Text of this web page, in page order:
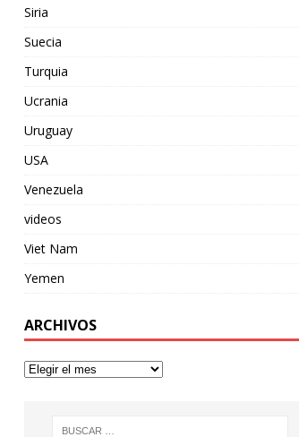
Siria
Suecia
Turquia
Ucrania
Uruguay
USA
Venezuela
videos
Viet Nam
Yemen
ARCHIVOS